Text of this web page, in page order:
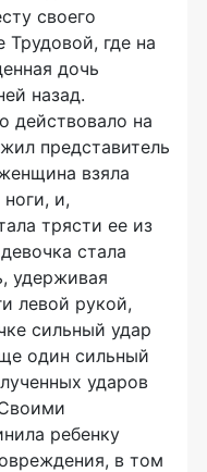
своего
где на
дочь
назад.
действовало на
представитель
взяла
и,
трясти ее из
стала
удерживая
левой рукой,
сильный удар
один сильный
ударов
ребенку
в том